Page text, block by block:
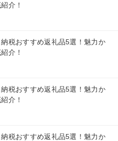
介！
税おすすめ返礼品5選！魅力か
介！
税おすすめ返礼品5選！魅力か
介！
税おすすめ返礼品5選！魅力か